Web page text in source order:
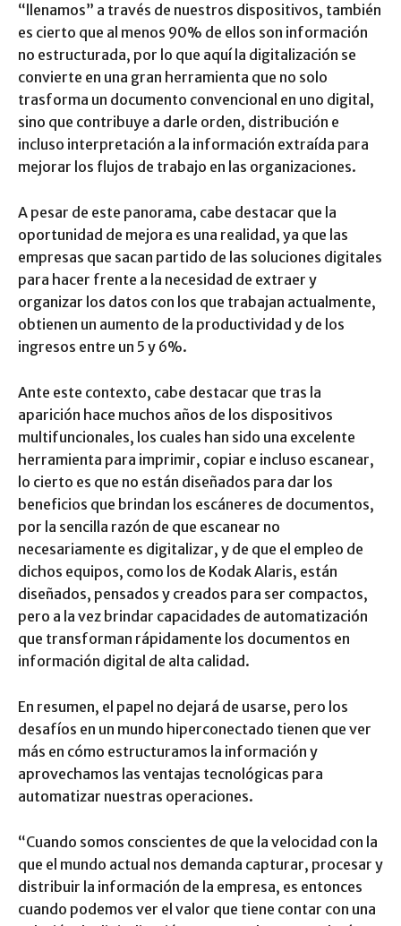
“llenamos” a través de nuestros dispositivos, también
es cierto que al menos 90% de ellos son información
no estructurada, por lo que aquí la digitalización se
convierte en una gran herramienta que no solo
trasforma un documento convencional en uno digital,
sino que contribuye a darle orden, distribución e
incluso interpretación a la información extraída para
mejorar los flujos de trabajo en las organizaciones.
A pesar de este panorama, cabe destacar que la
oportunidad de mejora es una realidad, ya que las
empresas que sacan partido de las soluciones digitales
para hacer frente a la necesidad de extraer y
organizar los datos con los que trabajan actualmente,
obtienen un aumento de la productividad y de los
ingresos entre un 5 y 6%.
Ante este contexto, cabe destacar que tras la
aparición hace muchos años de los dispositivos
multifuncionales, los cuales han sido una excelente
herramienta para imprimir, copiar e incluso escanear,
lo cierto es que no están diseñados para dar los
beneficios que brindan los escáneres de documentos,
por la sencilla razón de que escanear no
necesariamente es digitalizar, y de que el empleo de
dichos equipos, como los de Kodak Alaris, están
diseñados, pensados y creados para ser compactos,
pero a la vez brindar capacidades de automatización
que transforman rápidamente los documentos en
información digital de alta calidad.
En resumen, el papel no dejará de usarse, pero los
desafíos en un mundo hiperconectado tienen que ver
más en cómo estructuramos la información y
aprovechamos las ventajas tecnológicas para
automatizar nuestras operaciones.
“Cuando somos conscientes de que la velocidad con la
que el mundo actual nos demanda capturar, procesar y
distribuir la información de la empresa, es entonces
cuando podemos ver el valor que tiene contar con una